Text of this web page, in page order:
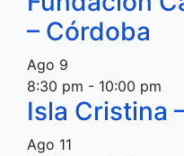
– Córdoba
Ago 9
8:30 pm - 10:00 pm
Isla Cristina
Ago 11